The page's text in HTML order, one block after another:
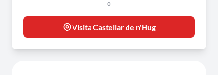
o
Visita Castellar de n'Hug